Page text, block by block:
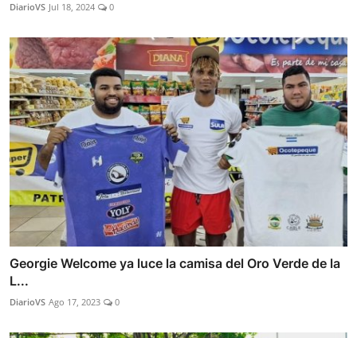
DiarioVS Jul 18, 2024 0
Georgie Welcome ya luce la camisa del Oro Verde de la
L...
DiarioVS Ago 17, 2023 0